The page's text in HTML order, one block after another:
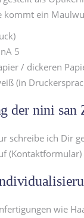
kommt ein
5
/ dickeren
(in
der nini san
schreibe ich Dir
wie